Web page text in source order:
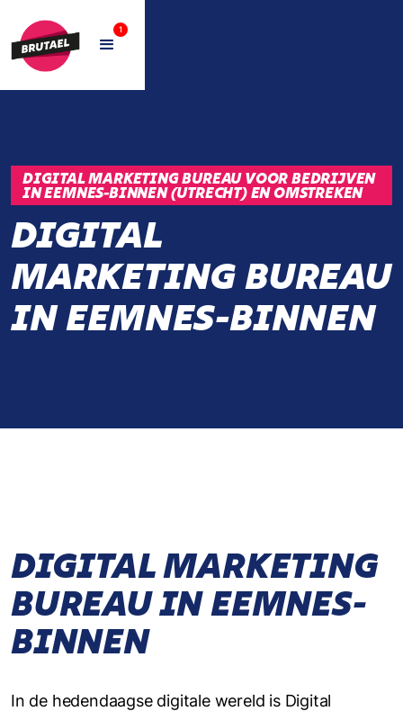
1
DIGITAL MARKETING BUREAU VOOR BEDRIJVEN
IN EEMNES-BINNEN (UTRECHT) EN OMSTREKEN
DIGITAL
MARKETING BUREAU
IN EEMNES-BINNEN
DIGITAL MARKETING
BUREAU IN EEMNES-
BINNEN
In de hedendaagse digitale wereld is Digital